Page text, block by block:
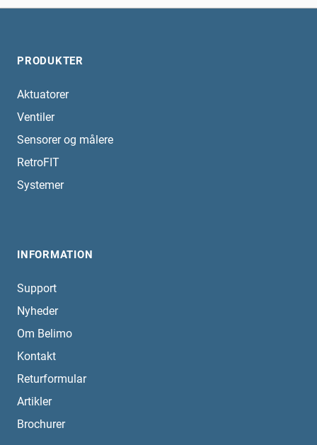
PRODUKTER
Aktuatorer
Ventiler
Sensorer og målere
RetroFIT
Systemer
INFORMATION
Support
Nyheder
Om Belimo
Kontakt
Returformular
Artikler
Brochurer